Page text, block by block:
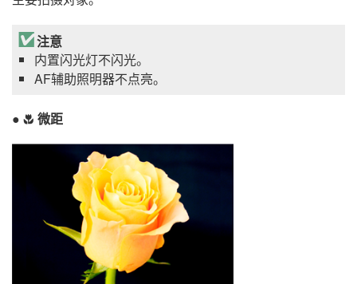
注意
内置闪光灯不闪光。
AF辅助照明器不点亮。
n 微距